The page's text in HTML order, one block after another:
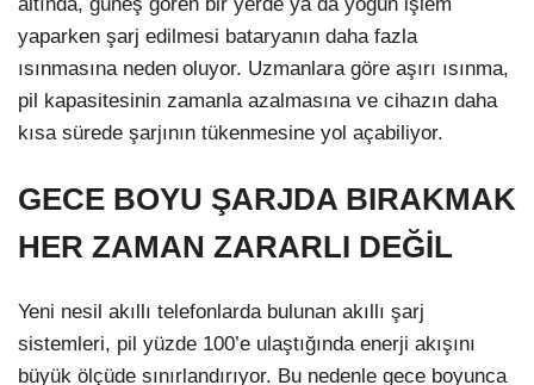
yaparken şarj edilmesi bataryanın daha fazla
ısınmasına neden oluyor. Uzmanlara göre aşırı ısınma,
pil kapasitesinin zamanla azalmasına ve cihazın daha
kısa sürede şarjının tükenmesine yol açabiliyor.
GECE BOYU ŞARJDA BIRAKMAK
HER ZAMAN ZARARLI DEĞİL
Yeni nesil akıllı telefonlarda bulunan akıllı şarj
sistemleri, pil yüzde 100’e ulaştığında enerji akışını
büyük ölçüde sınırlandırıyor. Bu nedenle gece boyunca